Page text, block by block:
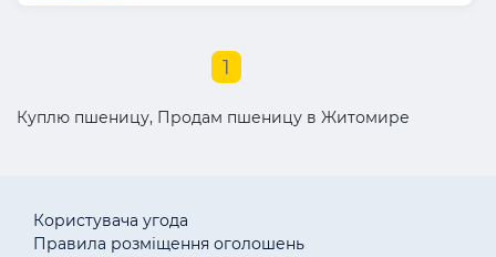
1
Куплю пшеницу, Продам пшеницу в Житомире
Користувача угода
Правила розміщення оголошень